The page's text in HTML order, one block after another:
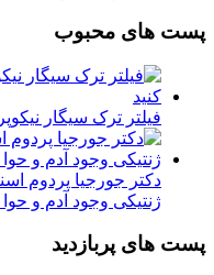
پست های محبوب
فیلتر ترک سیگار
دکتر جورجیا پردوم
ژنتیکی وجود آدم و حوا
پست های پربازدید